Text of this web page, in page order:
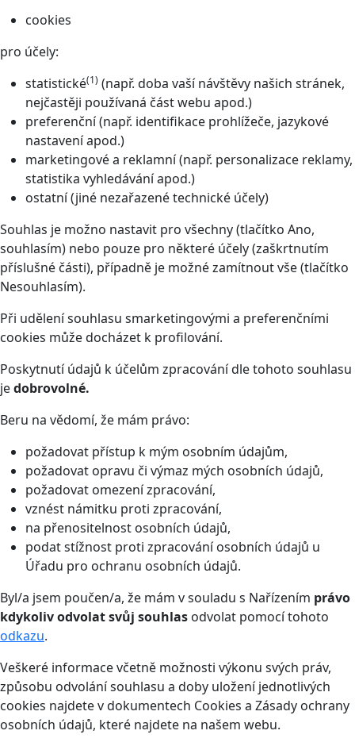
cookies
pro účely:
statistické(1) (např. doba vaší návštěvy našich stránek,
nejčastěji používaná část webu apod.)
preferenční (např. identifikace prohlížeče, jazykové
nastavení apod.)
marketingové a reklamní (např. personalizace reklamy,
statistika vyhledávání apod.)
ostatní (jiné nezařazené technické účely)
Souhlas je možno nastavit pro všechny (tlačítko Ano,
souhlasím) nebo pouze pro některé účely (zaškrtnutím
příslušné části), případně je možné zamítnout vše (tlačítko
Nesouhlasím).
Při udělení souhlasu smarketingovými a preferenčními
cookies může docházet k profilování.
Poskytnutí údajů k účelům zpracování dle tohoto souhlasu
jedobrovolné.
Beru na vědomí, že mám právo:
požadovat přístup k mým osobním údajům,
požadovat opravu či výmaz mých osobních údajů,
požadovat omezení zpracování,
vznést námitku proti zpracování,
na přenositelnost osobních údajů,
podat stížnost proti zpracování osobních údajů u
Úřadu pro ochranu osobních údajů.
Byl/a jsem poučen/a, že mám v souladu s Nařízením právo
kdykoliv odvolat svůj souhlas odvolat pomocí tohoto
odkazu.
Veškeré informace včetně možnosti výkonu svých práv,
způsobu odvolání souhlasu a doby uložení jednotlivých
cookies najdete v dokumentech Cookies a Zásady ochrany
osobních údajů, které najdete na našem webu.